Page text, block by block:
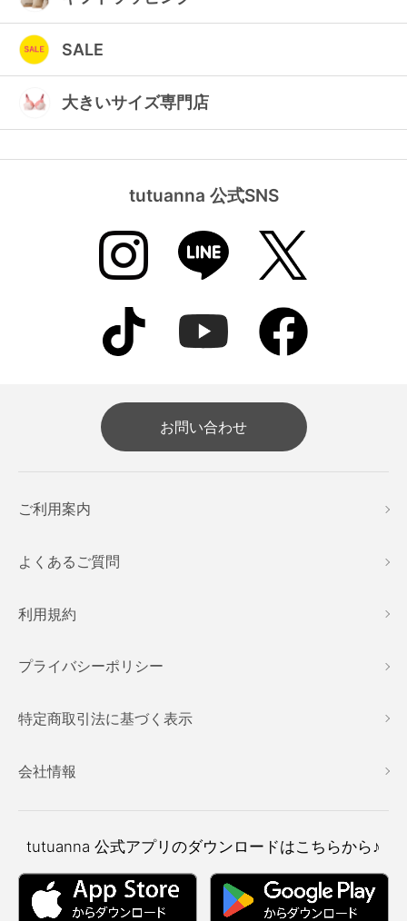
SALE
大きいサイズ専門店
tutuanna 公式SNS
お問い合わせ
ご利用案内
よくあるご質問
利用規約
プライバシーポリシー
特定商取引法に基づく表示
会社情報
tutuanna 公式アプリのダウンロードはこちらから♪